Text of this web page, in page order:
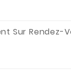
Sur Rendez-